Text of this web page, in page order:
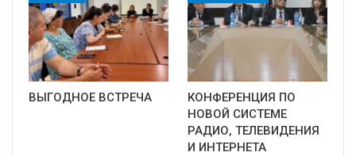
ВЫГОДНОЕ ВСТРЕЧА
КОНФЕРЕНЦИЯ ПО
НОВОЙ СИСТЕМЕ
РАДИО, ТЕЛЕВИДЕНИЯ
И ИНТЕРНЕТА